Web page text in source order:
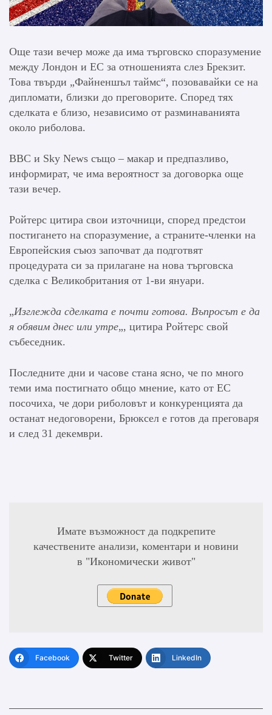
Още тази вечер може да има търговско споразумение
между Лондон и ЕС за отношенията слез Брекзит.
Това твърди „Файненшъл таймс“, позовавайки се на
дипломати, близки до преговорите. Според тях
сделката е близо, независимо от разминаванията
около риболова.
BBC и Sky News също – макар и предпазливо,
информират, че има вероятност за договорка още
тази вечер.
Ройтерс цитира свои източници, според предстои
постигането на споразумение, а страните-членки на
Европейския съюз започват да подготвят
процедурата си за прилагане на нова търговска
сделка с Великобритания от 1-ви януари.
„Изглежда сделката е почти готова. Въпросът е да
я обявим днес или утре„, цитира Ройтерс свой
събеседник.
Последните дни и часове стана ясно, че по много
теми има постигнато общо мнение, като от ЕС
посочиха, че дори риболовът и конкуренцията да
останат недоговорени, Брюксел е готов да преговаря
и след 31 декември.
Имате възможност да подкрепите
качествените анализи, коментари и новини
в "Икономически живот"
Facebook Twitter LinkedIn